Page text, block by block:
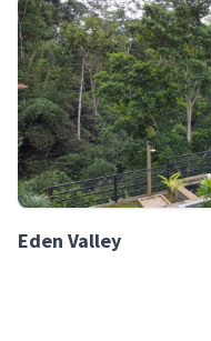
Eden Valley